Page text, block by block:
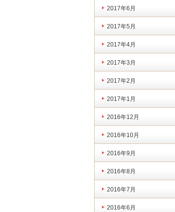
2017年6月
2017年5月
2017年4月
2017年3月
2017年2月
2017年1月
2016年12月
2016年10月
2016年9月
2016年8月
2016年7月
2016年6月